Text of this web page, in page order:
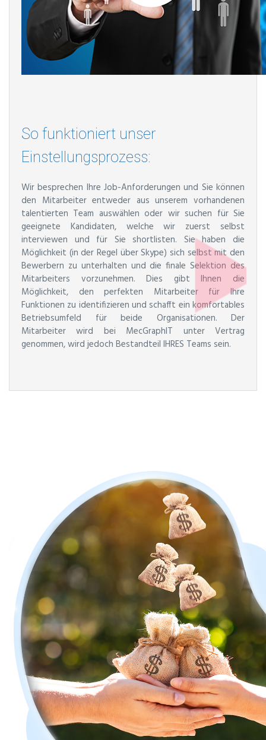
So funktioniert unser
Einstellungsprozess:
Wir besprechen Ihre Job-Anforderungen und Sie können
den Mitarbeiter entweder aus unserem vorhandenen
talentierten Team auswählen oder wir suchen für Sie
geeignete Kandidaten, welche wir zuerst selbst
interviewen und für Sie shortlisten. Sie haben die
Möglichkeit (in der Regel über Skype) sich selbst mit den
Bewerbern zu unterhalten und die finale Selektion des
Mitarbeiters vorzunehmen. Dies gibt Ihnen die
Möglichkeit, den perfekten Mitarbeiter für Ihre
Funktionen zu identifizieren und schafft ein komfortables
Betriebsumfeld für beide Organisationen. Der
Mitarbeiter wird bei MecGraphIT unter Vertrag
genommen, wird jedoch Bestandteil IHRES Teams sein.